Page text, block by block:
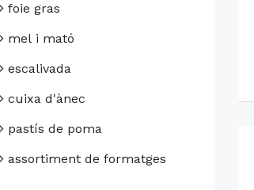
foie gras
mel i mató
escalivada
cuixa d'ànec
pastís de poma
assortiment de formatges